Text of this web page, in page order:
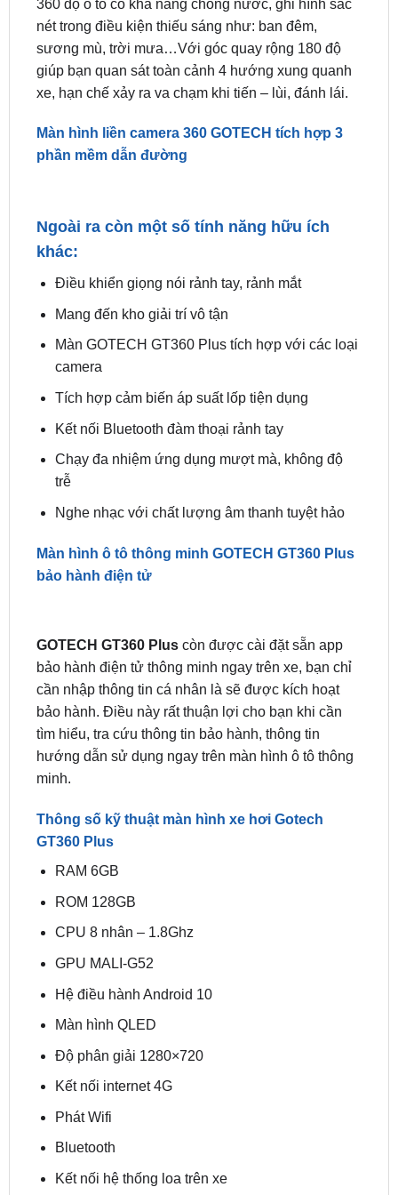
GOTECH GT360 Plusđược tích hợp 4 mắt camera
360 độ ô tô có khả năng chống nước, ghi hình sắc
nét trong điều kiện thiếu sáng như: ban đêm,
giúp bạn quan sát toàn cảnh 4 hướng xung quanh
xe, hạn chế xảy ra va chạm khi tiến – lùi, đánh lái.
phần mềm dẫn đường
khác:
Điều khiển giọng nói rảnh tay, rảnh mắt
camera
Tích hợp cảm biến áp suất lốp tiện dụng
trễ
Nghe nhạc với chất lượng âm thanh tuyệt hảo
bảo hành điện tử
GOTECH GT360 Pluscòn được cài đặt sẵn app
bảo hành điện tử thông minh ngay trên xe, bạn chỉ
cần nhập thông tin cá nhân là sẽ được kích hoạt
bảo hành. Điều này rất thuận lợi cho bạn khi cần
hướng dẫn sử dụng ngay trên màn hình ô tô thông
minh.
RAM 6GB
ROM 128GB
CPU 8 nhân – 1.8Ghz
GPU MALI-G52
Hệ điều hành Android 10
Màn hình QLED
Độ phân giải 1280×720
Kết nối internet 4G
Phát Wifi